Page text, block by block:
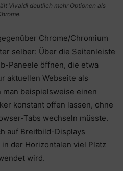
Vivaldi deutlich mehr Optionen als
Chrome/Chromium
selber: Über die Seitenleiste
Paneele öffnen, die etwa
aktuellen Webseite als
beispielsweise einen
konstant offen lassen, ohne
Tabs wechseln müsste.
auf Breitbild-Displays
der Horizontalen viel Platz
wird.